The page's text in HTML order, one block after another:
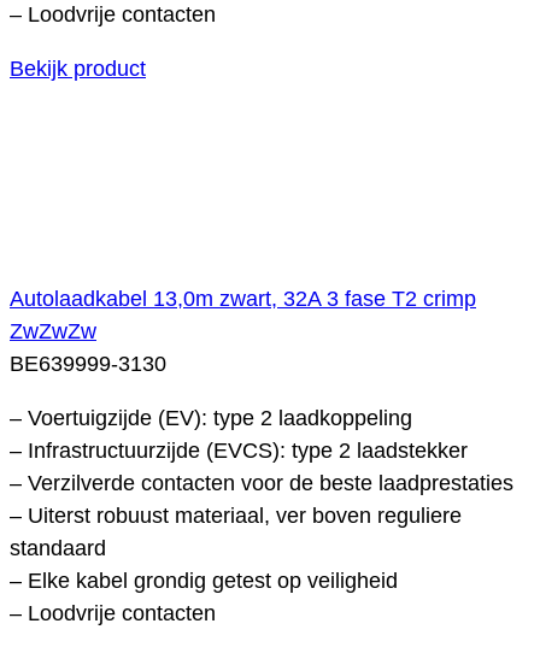
– Loodvrije contacten
Bekijk product
Autolaadkabel 13,0m zwart, 32A 3 fase T2 crimp
ZwZwZw
BE639999-3130
– Voertuigzijde (EV): type 2 laadkoppeling
– Infrastructuurzijde (EVCS): type 2 laadstekker
– Verzilverde contacten voor de beste laadprestaties
– Uiterst robuust materiaal, ver boven reguliere
standaard
– Elke kabel grondig getest op veiligheid
– Loodvrije contacten